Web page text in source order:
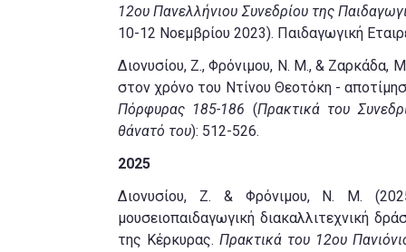
12oυ Πανελλήνιου Συνεδρίου της
10-12 Νοεμβρίου 2023). Παιδαγωγική
Διονυσίου, Z., Φρόνιμου, N. M., &
στον χρόνο του Ντίνου Θεοτόκη -
Πόρφυρας 185-186 (Πρακτικά του
θάνατό του): 512-526.
2025
Διονυσίου, Ζ. & Φρόνιμου, Ν. Μ.
μουσειοπαιδαγωγική διακαλλιτεχνική
της Κέρκυρας. Πρακτικά του 12ου